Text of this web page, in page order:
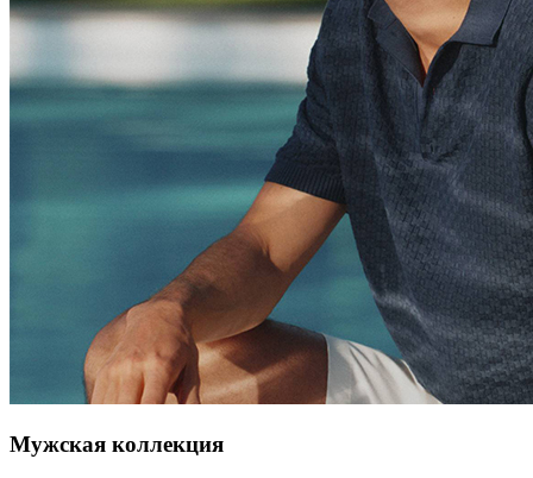
Мужская коллекция